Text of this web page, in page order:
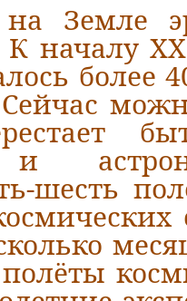
Земле
началу
более
и
шесть